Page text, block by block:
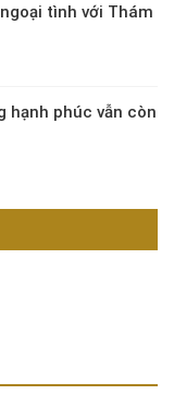
tình với Thám
hạnh phúc vẫn còn